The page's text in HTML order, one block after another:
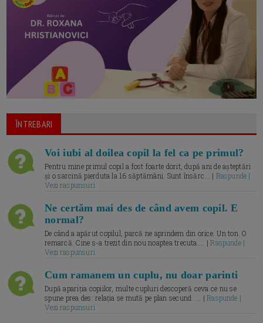
ÎNTREBARI
Voi iubi al doilea copil la fel ca pe primul?
Pentru mine primul copil a fost foarte dorit, după ani de așteptări
și o sarcină pierduta la 16 săptămâni. Sunt însărc... | Raspunde |
Vezi raspunsuri
Ne certăm mai des de când avem copil. E
normal?
De când a apărut copilul, parcă ne aprindem din orice. Un ton. O
remarcă. Cine s-a trezit din nou noaptea trecuta.... |Raspunde |
Vezi raspunsuri
Cum ramanem un cuplu, nu doar parinti
După apariția copiilor, multe cupluri descoperă ceva ce nu se
spune prea des: relația se mută pe plan secund. ... |Raspunde |
Vezi raspunsuri